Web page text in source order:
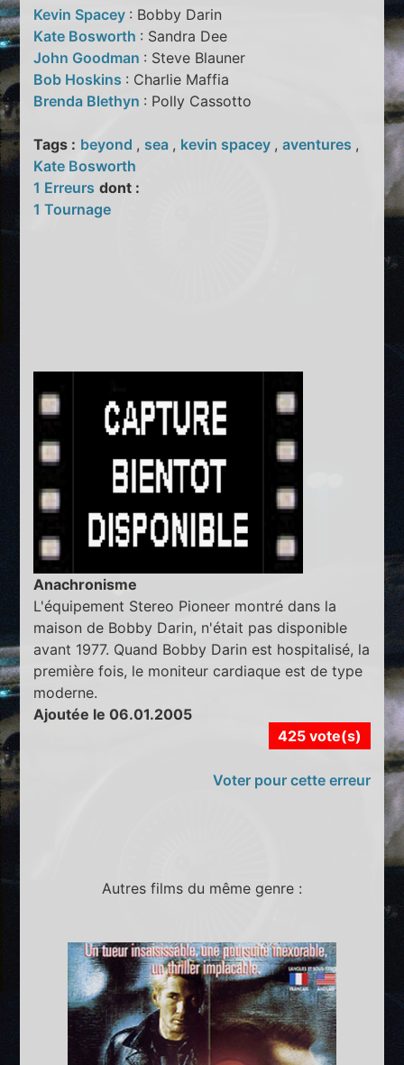
Kevin Spacey : Bobby Darin
Kate Bosworth : Sandra Dee
John Goodman : Steve Blauner
Bob Hoskins : Charlie Maffia
Brenda Blethyn : Polly Cassotto
Tags : beyond , sea , kevin spacey ,aventures ,
Kate Bosworth
1 Erreurs dont :
1 Tournage
Anachronisme
L'équipement Stereo Pioneer montré dans la
maison de Bobby Darin, n'était pas disponible
avant 1977. Quand Bobby Darin est hospitalisé, la
première fois, le moniteur cardiaque est de type
moderne.
Ajoutée le 06.01.2005
425 vote(s)
Voter pour cette erreur
Autres films du même genre :